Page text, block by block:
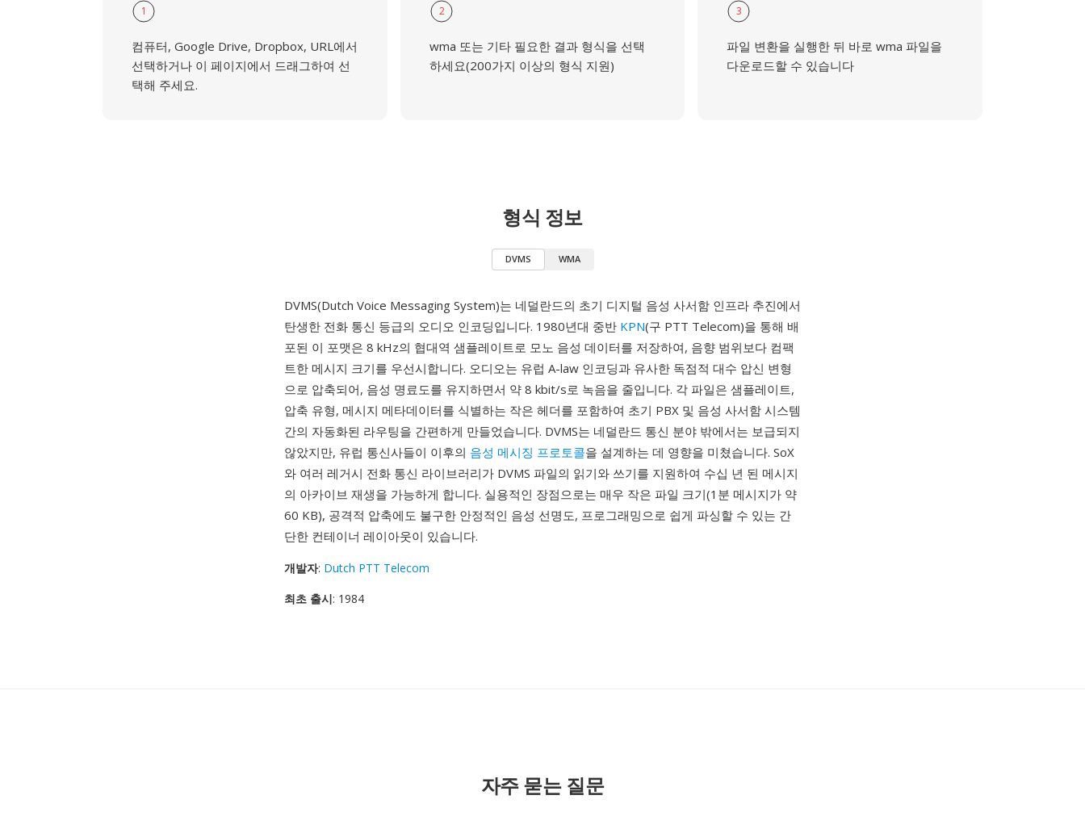
1
컴퓨터, Google Drive, Dropbox, URL에서
선택하거나 이 페이지에서 드래그하여 선
택해 주세요.
2
wma 또는 기타 필요한 결과 형식을 선택
하세요(200가지 이상의 형식 지원)
3
파일 변환을 실행한 뒤 바로 wma 파일을
다운로드할 수 있습니다
형식 정보
DVMS WMA
DVMS(Dutch Voice Messaging System)는 네덜란드의 초기 디지털 음성 사서함 인프라 추진에서
탄생한 전화 통신 등급의 오디오 인코딩입니다. 1980년대 중반 KPN(구 PTT Telecom)을 통해 배
포된 이 포맷은 8 kHz의 협대역 샘플레이트로 모노 음성 데이터를 저장하여, 음향 범위보다 컴팩
트한 메시지 크기를 우선시합니다. 오디오는 유럽 A-law 인코딩과 유사한 독점적 대수 압신 변형
으로 압축되어, 음성 명료도를 유지하면서 약 8 kbit/s로 녹음을 줄입니다. 각 파일은 샘플레이트,
압축 유형, 메시지 메타데이터를 식별하는 작은 헤더를 포함하여 초기 PBX 및 음성 사서함 시스템
간의 자동화된 라우팅을 간편하게 만들었습니다. DVMS는 네덜란드 통신 분야 밖에서는 보급되지
않았지만, 유럽 통신사들이 이후의 음성 메시징 프로토콜을 설계하는 데 영향을 미쳤습니다. SoX
와 여러 레거시 전화 통신 라이브러리가 DVMS 파일의 읽기와 쓰기를 지원하여 수십 년 된 메시지
의 아카이브 재생을 가능하게 합니다. 실용적인 장점으로는 매우 작은 파일 크기(1분 메시지가 약
60 KB), 공격적 압축에도 불구한 안정적인 음성 선명도, 프로그래밍으로 쉽게 파싱할 수 있는 간
단한 컨테이너 레이아웃이 있습니다.
개발자: Dutch PTT Telecom
최초 출시: 1984
자주 묻는 질문